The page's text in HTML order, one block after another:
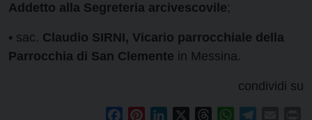
Addetto alla Segreteria arcivescovile;
• sac. Claudio SIRNI, Vicario parrocchiale della
Parrocchia di San Clemente in Messina.
condividi su
FacebookPinterestLinkedIn ThreadsWhatsApp